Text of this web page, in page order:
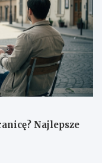
Najlepsze